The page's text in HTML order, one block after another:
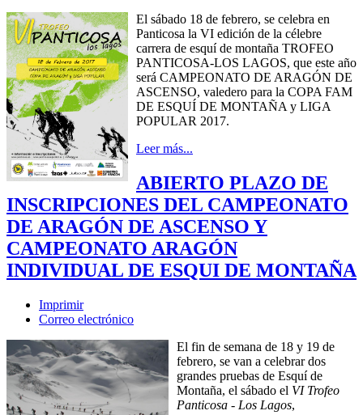
El sábado 18 de febrero, se celebra en
Panticosa la VI edición de la célebre
carrera de esquí de montaña TROFEO
PANTICOSA-LOS LAGOS, que este año
será CAMPEONATO DE ARAGÓN DE
ASCENSO, valedero para la COPA FAM
DE ESQUÍ DE MONTAÑA y LIGA
POPULAR 2017.
Leer más...
ABIERTO PLAZO DE
INSCRIPCIONES DEL CAMPEONATO
DE ARAGÓN DE ASCENSO Y
CAMPEONATO ARAGÓN
INDIVIDUAL DE ESQUI DE MONTAÑA
Imprimir
Correo electrónico
El fin de semana de 18 y 19 de
febrero, se van a celebrar dos
grandes pruebas de Esquí de
Montaña, el sábado el VI Trofeo
Panticosa - Los Lagos,